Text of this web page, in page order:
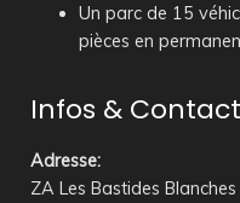
Un parc de 15
pièces en
Infos & Contact
Adresse:
ZA Les Bastides Blanches